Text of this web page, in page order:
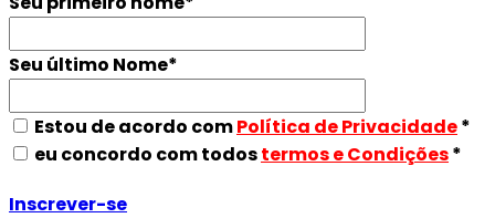
Seu último Nome*
Estou de acordo comPolítica de Privacidade*
eu concordo com todostermos e Condições*
Inscrever-se